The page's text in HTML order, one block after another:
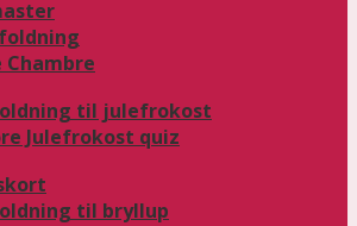
Chambre
til julefrokost
Julefrokost quiz
til bryllup